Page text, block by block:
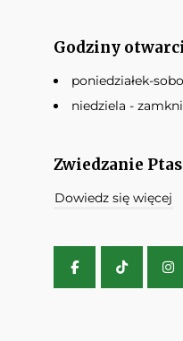
Godziny
poniedziałek-
niedziela -
Zwiedzanie
Dowiedz się więcej